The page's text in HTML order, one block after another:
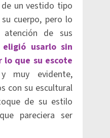
un vestido tipo
cuerpo, pero lo
de sus
usarlo sin
lo que su escote
evidente,
con su escultural
de su estilo
pareciera ser